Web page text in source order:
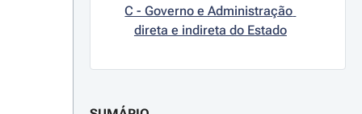
C - Governo e Administração
direta e indireta do Estado